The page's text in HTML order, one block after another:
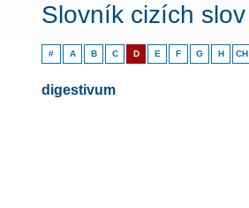
Slovník cizích slov
# A B C D E F G H CH
digestivum